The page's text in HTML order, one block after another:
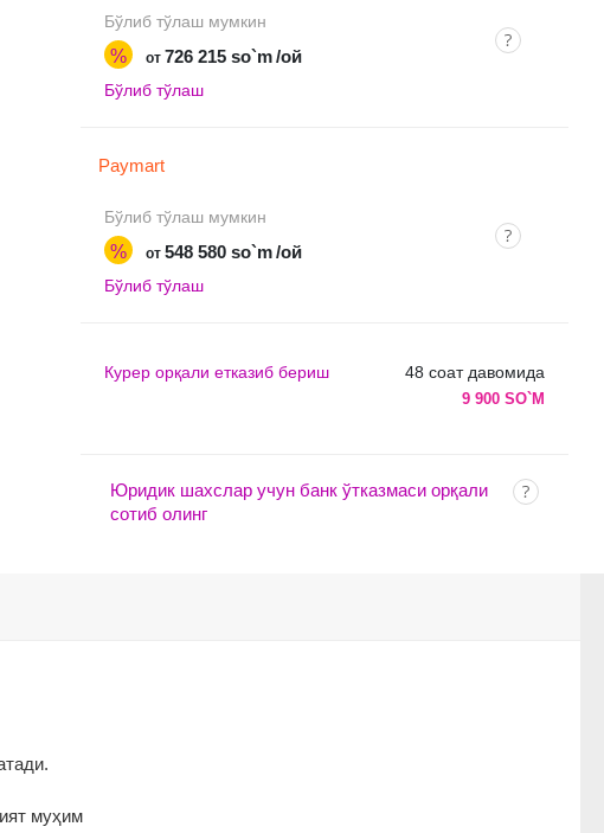
Бўлиб тўлаш мумкин
% от 726 215 so`m /ой
Бўлиб тўлаш
Paymart
Бўлиб тўлаш мумкин
% от 548 580 so`m /ой
Бўлиб тўлаш
Курер орқали етказиб бериш 48 соат давомида
9 900 SO`M
Юридик шахслар учун банк ўтказмаси орқали
сотиб олинг
муҳим